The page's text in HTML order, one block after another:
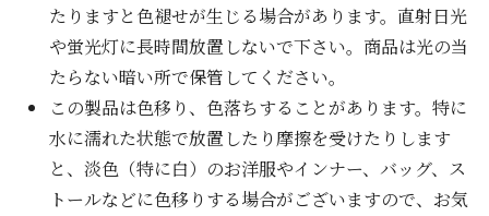
たりますと色褪せが生じる場合があります。直射日光
や蛍光灯に長時間放置しないで下さい。商品は光の当
たらない暗い所で保管してください。
この製品は色移り、色落ちすることがあります。特に
水に濡れた状態で放置したり摩擦を受けたりします
と、淡色（特に白）のお洋服やインナー、バッグ、ス
トールなどに色移りする場合がございますので、お気